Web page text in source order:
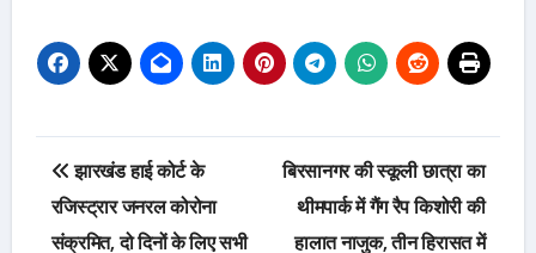
Post
navigation
झारखंड हाई कोर्ट के
रजिस्ट्रार जनरल कोरोना
संक्रमित, दो दिनों के लिए सभी
बिरसानगर की स्कूली छात्रा का
थीमपार्क में गैंग रैप किशोरी की
हालात नाजुक, तीन हिरासत में